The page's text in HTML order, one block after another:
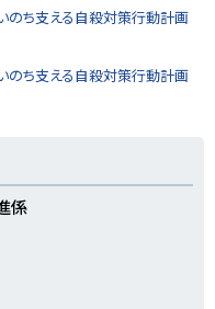
のち支える自殺対策行動計画
のち支える自殺対策行動計画
係